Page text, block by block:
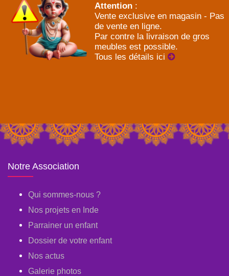
Attention :
Vente exclusive en magasin - Pas
de vente en ligne.
Par contre la livraison de gros
meubles est possible.
Tous les détails ici
Notre Association
Qui sommes-nous ?
Nos projets en Inde
Parrainer un enfant
Dossier de votre enfant
Nos actus
Galerie photos